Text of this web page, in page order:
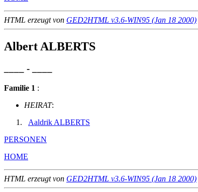
HTML erzeugt von GED2HTML v3.6-WIN95 (Jan 18 2000)
Albert ALBERTS
____ - ____
Familie 1 :
HEIRAT:
Aaldrik ALBERTS
PERSONEN
HOME
HTML erzeugt von GED2HTML v3.6-WIN95 (Jan 18 2000)